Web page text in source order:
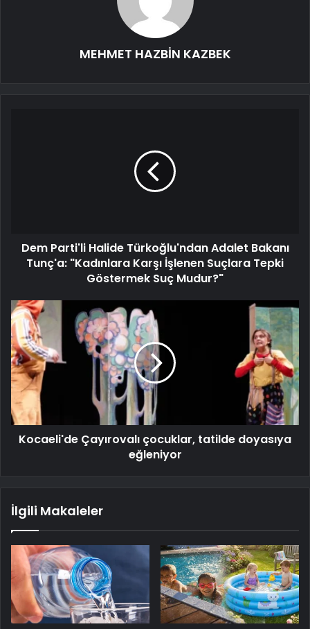
MEHMET HAZBİN KAZBEK
Dem Parti'li Halide Türkoğlu'ndan Adalet Bakanı
Tunç'a: "Kadınlara Karşı İşlenen Suçlara Tepki
Göstermek Suç Mudur?"
Kocaeli'de Çayırovalı çocuklar, tatilde doyasıya
eğleniyor
İlgili Makaleler